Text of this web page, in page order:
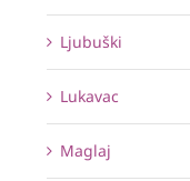
Ljubuški
Lukavac
Maglaj